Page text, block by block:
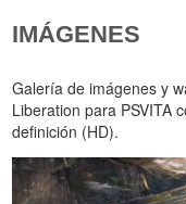
IMÁGENES
Galería de imágenes y
Liberation para PSVITA
definición (HD).